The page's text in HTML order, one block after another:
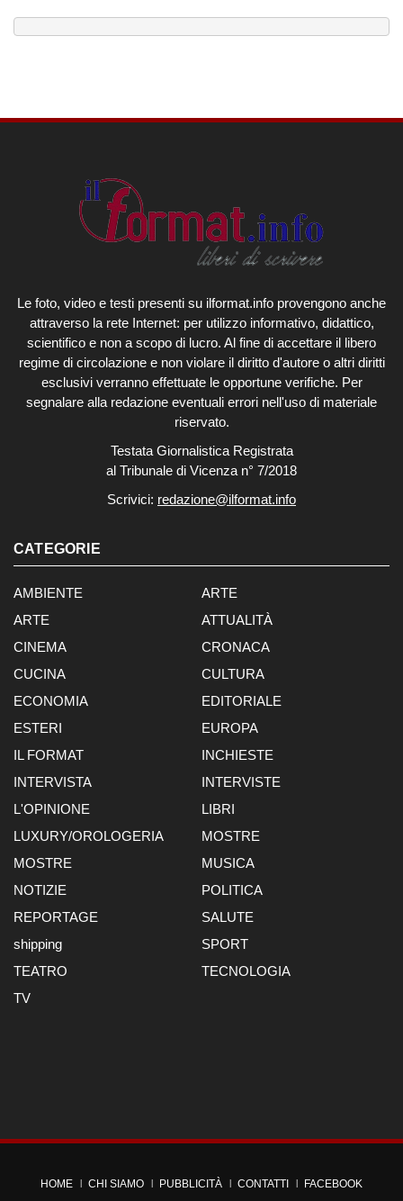
Le foto, video e testi presenti su ilformat.info provengono anche
attraverso la rete Internet: per utilizzo informativo, didattico,
scientifico e non a scopo di lucro. Al fine di accettare il libero
regime di circolazione e non violare il diritto d'autore o altri diritti
esclusivi verranno effettuate le opportune verifiche. Per
segnalare alla redazione eventuali errori nell'uso di materiale
riservato.
Testata Giornalistica Registrata
al Tribunale di Vicenza n° 7/2018
Scrivici: redazione@ilformat.info
CATEGORIE
AMBIENTE
ARTE
ARTE
ATTUALITÀ
CINEMA
CRONACA
CUCINA
CULTURA
ECONOMIA
EDITORIALE
ESTERI
EUROPA
IL FORMAT
INCHIESTE
INTERVISTA
INTERVISTE
L'OPINIONE
LIBRI
LUXURY/OROLOGERIA
MOSTRE
MOSTRE
MUSICA
NOTIZIE
POLITICA
REPORTAGE
SALUTE
shipping
SPORT
TEATRO
TECNOLOGIA
TV
HOME CHI SIAMO PUBBLICITÀ CONTATTI FACEBOOK